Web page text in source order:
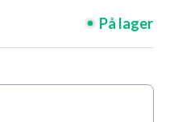
På lager